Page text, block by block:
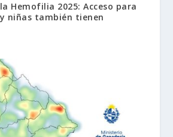
Hemofilia 2025: Acceso para
niñas también tienen